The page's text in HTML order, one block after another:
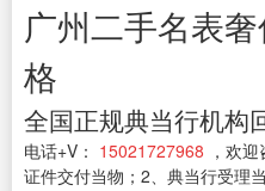
广州二手名表
格
全国正规典当行机
电话+V： 15021727968 ，欢
证件交付当物；2、典当行受理